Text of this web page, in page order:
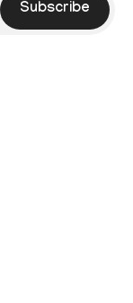
Subscribe